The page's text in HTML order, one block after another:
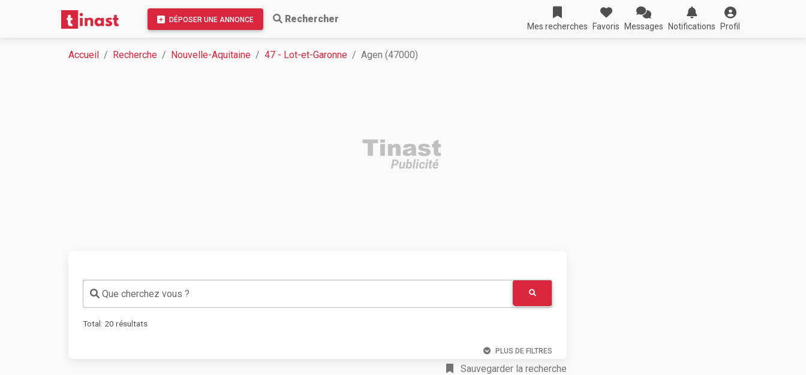
DÉPOSER UNE ANNONCE Rechercher
Mes recherches Favoris Messages Notifications Profil
Accueil Recherche Nouvelle-Aquitaine 47 - Lot-et-Garonne Agen (47000)
Que cherchez vous ?
Total: 20 résultats
PLUS DE FILTRES
Sauvegarder la recherche